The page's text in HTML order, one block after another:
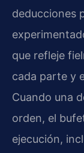
deducciones
que refleje
cada parte y
Cuando una
orden, el
ejecución,